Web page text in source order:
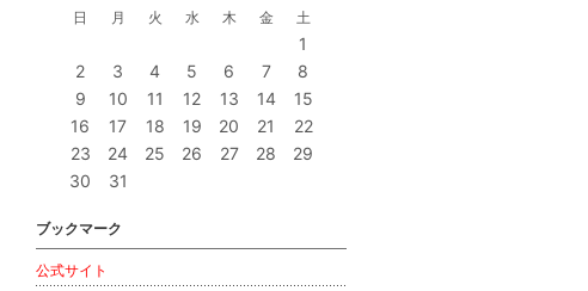
日
月 火 水 木 金 土
1
2
3 4 5 6 7
8
9
10 11 12 13 14
15
16
17 18 19 20 21
22
23
24 25 26 27 28
29
30
31
ブックマーク
公式サイト